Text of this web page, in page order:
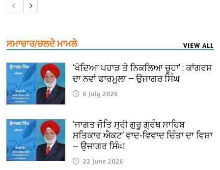
ਸਮਾਚਾਰ/ਚਲਦੇ ਮਾਮਲੇ VIEW ALL
‘ਖੋਦਿਆ ਪਹਾੜ ਤੇ ਨਿਕਲਿਆ ਚੂਹਾ’ : ਕਾਂਗਰਸ
ਦਾ ਨਵਾਂ ਫਾਰਮੂਲਾ — ਉਜਾਗਰ ਸਿੰਘ
6 July 2026
‘ਜਾਗਤ ਜੋਤਿ ਸ੍ਰੀ ਗੁਰੂ ਗ੍ਰੰਥ ਸਾਹਿਬ
ਸਤਿਕਾਰ ਐਕਟ’ ਵਾਦ-ਵਿਵਾਦ ਚਿੰਤਾ ਦਾ ਵਿਸ਼ਾ
— ਉਜਾਗਰ ਸਿੰਘ
22 June 2026